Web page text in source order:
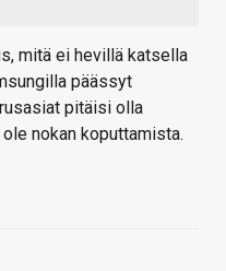
mitä ei hevillä katsella
päässyt
pitäisi olla
nokan koputtamista.